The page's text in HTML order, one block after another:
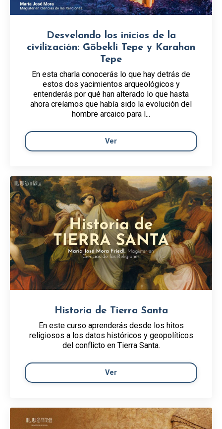
Desvelando los inicios de la
civilización: Göbekli Tepe y Karahan
Tepe
En esta charla conocerás lo que hay detrás de
estos dos yacimientos arqueológicos y
entenderás por qué han alterado lo que hasta
ahora creíamos que había sido la evolución del
hombre arcaico para l...
Ver
Historia de Tierra Santa
En este curso aprenderás desde los hitos
religiosos a los datos históricos y geopolíticos
del conflicto en Tierra Santa.
Ver